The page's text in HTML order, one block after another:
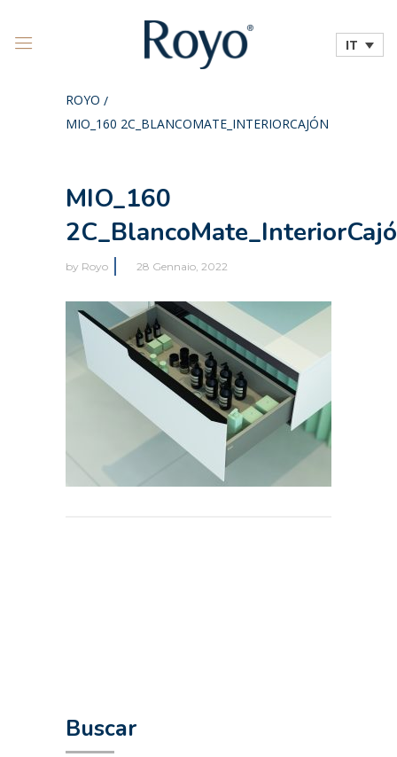
IT
ROYO /
MIO_160 2C_BLANCOMATE_INTERIORCAJÓN
MIO_160
by Royo 28 Gennaio, 2022
Buscar